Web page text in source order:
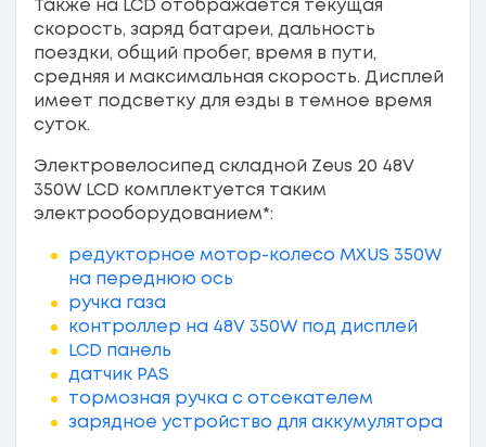
Также на LCD отображается текущая
скорость, заряд батареи, дальность
поездки, общий пробег, время в пути,
средняя и максимальная скорость. Дисплей
имеет подсветку для езды в темное время
суток.
Электровелосипед складной Zeus 20 48V
350W LCD комплектуется таким
электрооборудованием*:
редукторное мотор-колесо MXUS 350W
на переднюю ось
ручка газа
контроллер на 48V 350W под дисплей
LCD панель
датчик PAS
тормозная ручка с отсекателем
зарядное устройство для аккумулятора